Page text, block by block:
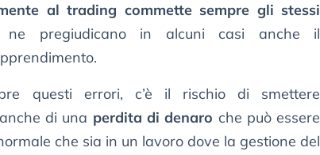
al trading commette sempre gli stessi
pregiudicano in alcuni casi anche il
questi errori, c’è il rischio di smettere
di una perdita di denaro che può essere
che sia in un lavoro dove la gestione del